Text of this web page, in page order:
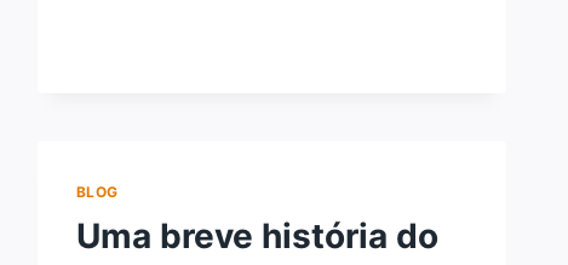
BLOG
Uma breve história do